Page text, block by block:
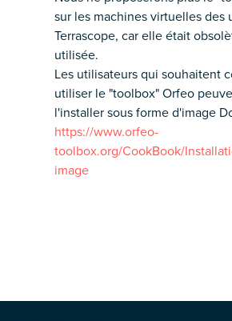
sur les machines virtuelles des
Terrascope, car elle était
utilisée.
Les utilisateurs qui souhaitent
utiliser le "toolbox" Orfeo
l'installer sous forme d'image
https://www.orfeo-
toolbox.org/CookBook/
image